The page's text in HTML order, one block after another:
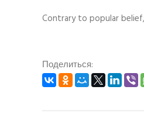
Contrary to popular
Поделиться: